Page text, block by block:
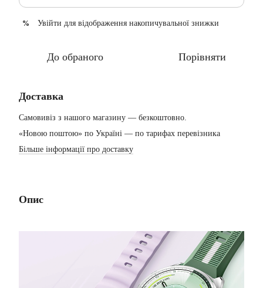
% Увійти для відображення накопичувальної знижки
До обраного Порівняти
Доставка
Самовивіз з нашого магазину — безкоштовно.
«Новою поштою» по Україні — по тарифах перевізника
Більше інформації про доставку
Опис